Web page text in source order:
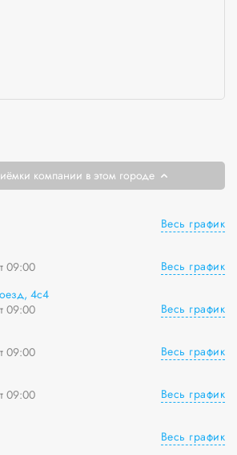
компании в этом городе
Весь график
09:00
Весь график
4с4
09:00
Весь график
09:00
Весь график
09:00
Весь график
Весь график